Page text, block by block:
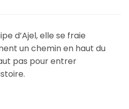
d’Ajel, elle se fraie
un chemin en haut du
pas pour entrer